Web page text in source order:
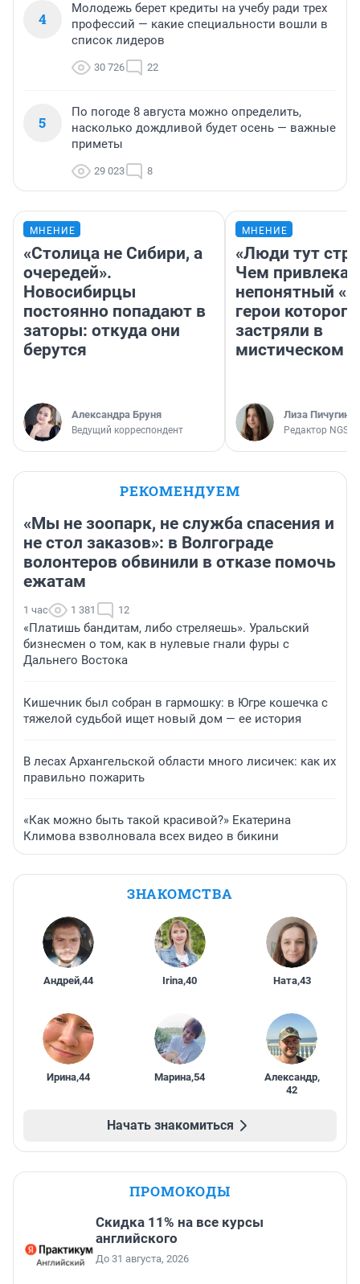
4
Молодежь берет кредиты на учебу ради трех
профессий — какие специальности вошли в
список лидеров
30 726 22
5
По погоде 8 августа можно определить,
насколько дождливой будет осень — важные
приметы
29 023 8
МНЕНИЕ
«Столица не Сибири, а
очередей».
Новосибирцы
постоянно попадают в
заторы: откуда они
берутся
Александра Бруня
Ведущий корреспондент
МНЕНИЕ
«Люди тут
Чем
непонятный
герои которого
застряли в
мистическом
Лиза Пичугина
Редактор
РЕКОМЕНДУЕМ
«Мы не зоопарк, не служба спасения и
не стол заказов»: в Волгограде
волонтеров обвинили в отказе помочь
ежатам
1 час 1 381 12
«Платишь бандитам, либо стреляешь». Уральский
бизнесмен о том, как в нулевые гнали фуры с
Дальнего Востока
Кишечник был собран в гармошку: в Югре кошечка с
тяжелой судьбой ищет новый дом — ее история
В лесах Архангельской области много лисичек: как их
правильно пожарить
«Как можно быть такой красивой?» Екатерина
Климова взволновала всех видео в бикини
ЗНАКОМСТВА
Андрей,44 Irina,40 Ната,43
Ирина,44 Марина,54 Александр,
42
Начать знакомиться
ПРОМОКОДЫ
Скидка 11% на все курсы
английского
До 31 августа, 2026